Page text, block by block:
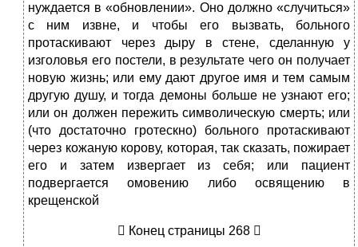
нуждается в «обновлении». Оно должно «случиться»
с ним извне, и чтобы его вызвать, больного
протаскивают через дыру в стене, сделанную у
изголовья его постели, в результате чего он получает
новую жизнь; или ему дают другое имя и тем самым
другую душу, и тогда демоны больше не узнают его;
или он должен пережить символическую смерть; или
(что достаточно гротескно) больного протаскивают
через кожаную корову, которая, так сказать, пожирает
его и затем извергает из себя; или пациент
подвергается омовению либо освящению в
крещенской
 Конец страницы 268 